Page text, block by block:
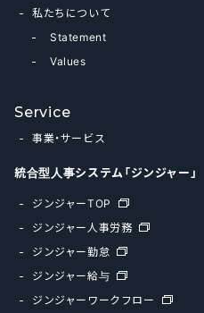
私たちについて
Statement
Values
Service
事業・サービス
統合型人事システム「ジンジャー」
ジンジャーTOP
ジンジャー人事労務
ジンジャー勤怠
ジンジャー給与
ジンジャーワークフロー